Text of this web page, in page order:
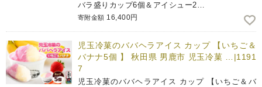
バラ盛りカップ6個＆アイシュー2…
寄附金額 16,400円
児玉冷菓のババヘラアイス カップ 【いちご＆
バナナ5個 】 秋田県 男鹿市 児玉冷菓 …|1191
7
児玉冷菓のババヘラアイス カップ 【いちご＆バ